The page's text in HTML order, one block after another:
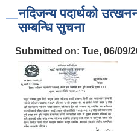
नदिजन्य पदार्थको
सम्बन्धि सुचना
Submitted on: Tue, 06/09/